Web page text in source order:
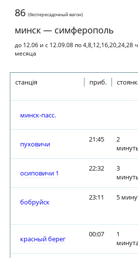
86 (беспересадочный вагон)
минск — симферополь
до 12.06 и с 12.09.08 по 4,8,12,16,20,24,28
месяца
станція приб.
минск-пасс.
пуховичи
21:45
2
осиповичи 1
22:32
3
бобруйск
23:11 5
красный берег
00:07
1